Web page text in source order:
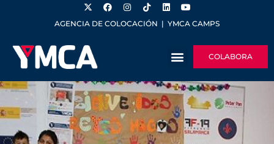
AGENCIA DE COLOCACIÓN | YMCA CAMPS
COLABORA